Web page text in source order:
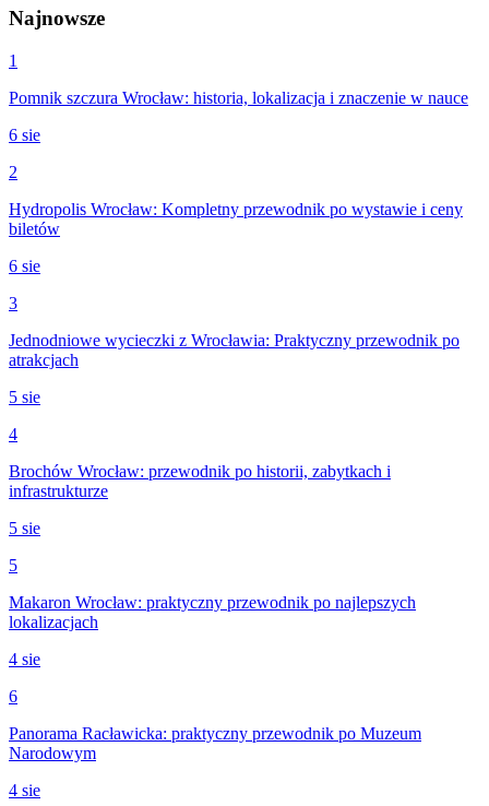
Najnowsze
1
Pomnik szczura Wrocław: historia, lokalizacja i znaczenie w nauce
6 sie
2
Hydropolis Wrocław: Kompletny przewodnik po wystawie i ceny
biletów
6 sie
3
Jednodniowe wycieczki z Wrocławia: Praktyczny przewodnik po
atrakcjach
5 sie
4
Brochów Wrocław: przewodnik po historii, zabytkach i
infrastrukturze
5 sie
5
Makaron Wrocław: praktyczny przewodnik po najlepszych
lokalizacjach
4 sie
6
Panorama Racławicka: praktyczny przewodnik po Muzeum
Narodowym
4 sie